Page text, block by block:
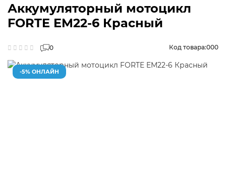
Аккумуляторный мотоцикл
FORTE EM22-6 Красный
0 Код товара:000
-5% ОНЛАЙН